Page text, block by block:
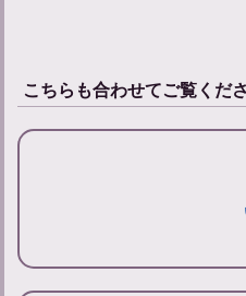
こちらも合わせてご覧くださ